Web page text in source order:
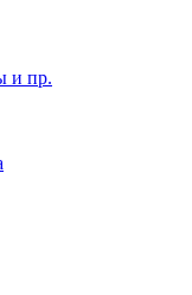
и пр.